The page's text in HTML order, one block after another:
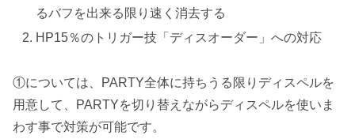
るバフを出来る限り速く消去する
HP15％のトリガー技「ディスオーダー」への対応
①については、PARTY全体に持ちうる限りディスペルを
用意して、PARTYを切り替えながらディスペルを使いま
わす事で対策が可能です。